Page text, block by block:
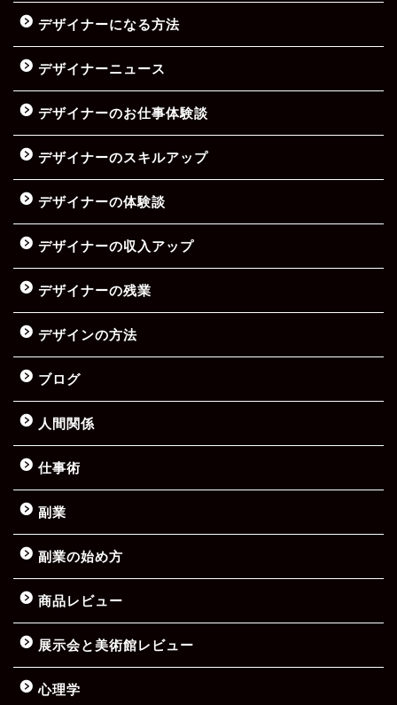
デザイナーになる方法
デザイナーニュース
デザイナーのお仕事体験談
デザイナーのスキルアップ
デザイナーの体験談
デザイナーの収入アップ
デザイナーの残業
デザインの方法
ブログ
人間関係
仕事術
副業
副業の始め方
商品レビュー
展示会と美術館レビュー
心理学